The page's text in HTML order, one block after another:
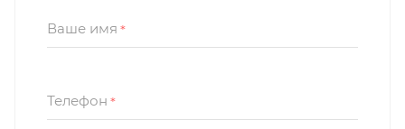
Ваше имя *
Телефон *